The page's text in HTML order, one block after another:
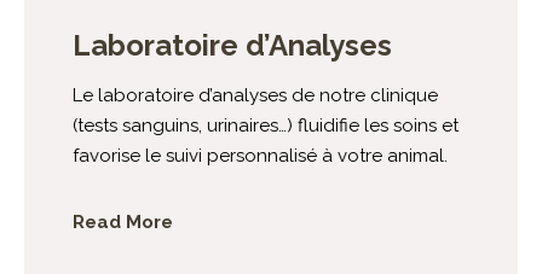
Laboratoire d’Analyses
Le laboratoire d’analyses de notre clinique
(tests sanguins, urinaires…) fluidifie les soins et
favorise le suivi personnalisé à votre animal.
Read More